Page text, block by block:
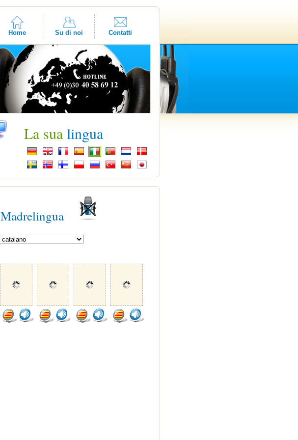
Home Su di noi Contatti
La sualingua
Madrelingua